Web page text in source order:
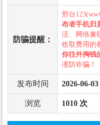
防骗提醒：
邢台
布者手机归
活、网络兼
收取费用的
你往外掏钱
谨防诈骗！
发布时间 2026-06-
浏览 1010 次